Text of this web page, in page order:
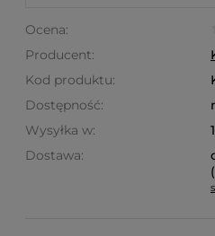
Ocena:
Producent:
Kod produktu:
Dostępność:
Wysyłka w:
Dostawa:
Cena nie zawiera